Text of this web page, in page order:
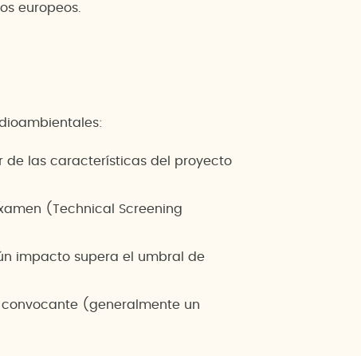
europeos.
de las características del proyecto
(Technical Screening
impacto supera el umbral de
convocante (generalmente un